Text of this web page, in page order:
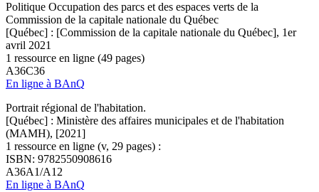
Politique Occupation des parcs et des espaces verts de la
Commission de la capitale nationale du Québec
[Québec] : [Commission de la capitale nationale du Québec], 1er
avril 2021
1 ressource en ligne (49 pages)
A36C36
En ligne à BAnQ
Portrait régional de l'habitation.
[Québec] : Ministère des affaires municipales et de l'habitation
(MAMH), [2021]
1 ressource en ligne (v, 29 pages) :
ISBN: 9782550908616
A36A1/A12
En ligne à BAnQ